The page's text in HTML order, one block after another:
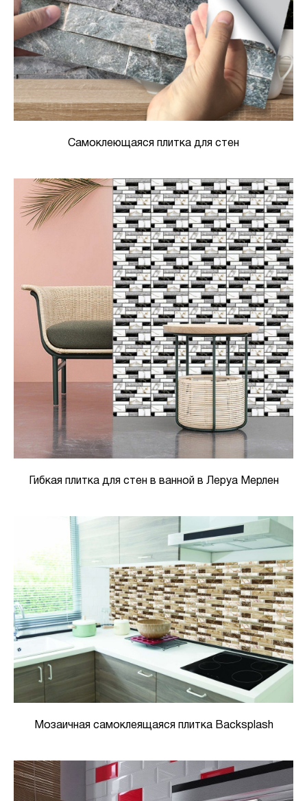
Самоклеющаяся плитка для стен
Гибкая плитка для стен в ванной в Леруа Мерлен
Мозаичная самоклеящаяся плитка Backsplash